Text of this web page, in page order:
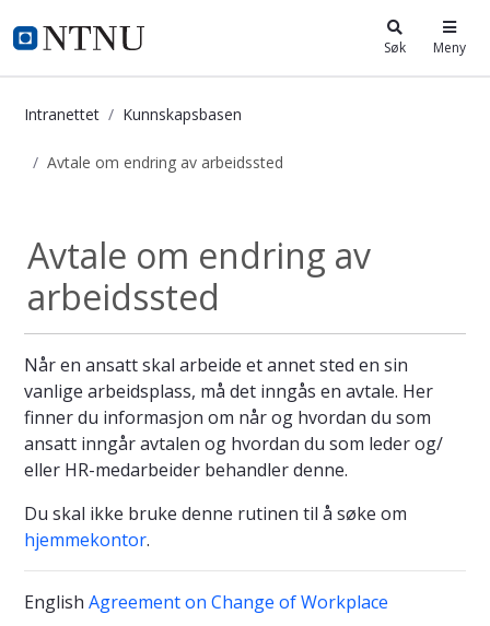
i.ntnu.no Søk Meny
Intranettet Kunnskapsbasen
Avtale om endring av arbeidssted
Avtale om endring av
arbeidssted
Når en ansatt skal arbeide et annet sted en sin
vanlige arbeidsplass, må det inngås en avtale. Her
finner du informasjon om når og hvordan du som
ansatt inngår avtalen og hvordan du som leder og/
eller HR-medarbeider behandler denne.
Du skal ikke bruke denne rutinen til å søke om
hjemmekontor.
English Agreement on Change of Workplace